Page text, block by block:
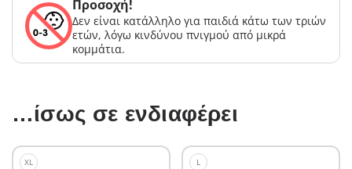
Προσοχή!
Δεν είναι κατάλληλο για παιδιά κάτω των τριών
ετών, λόγω κινδύνου πνιγμού από μικρά
κομμάτια.
…ίσως σε ενδιαφέρει
XL L